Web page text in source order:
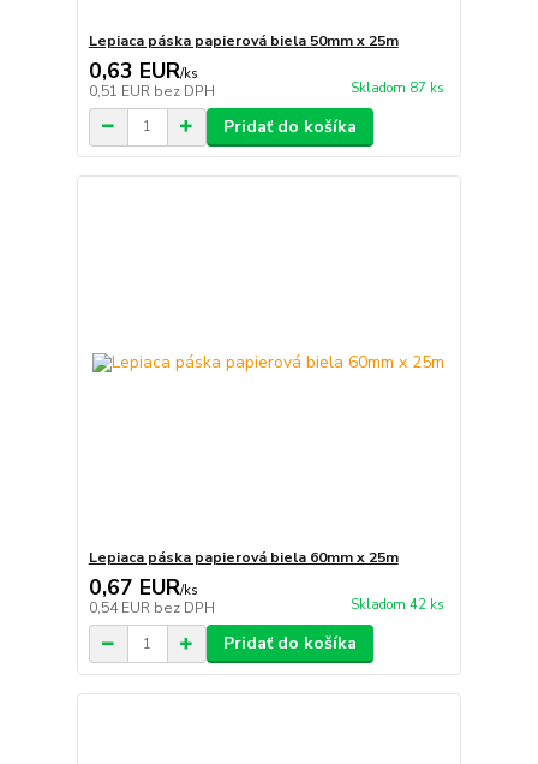
Lepiaca páska papierová biela 50mm x 25m
0,63 EUR/ks
0,51 EUR bez DPH Skladom 87 ks
Pridať do košíka
Lepiaca páska papierová biela 60mm x 25m
0,67 EUR/ks
0,54 EUR bez DPH Skladom 42 ks
Pridať do košíka